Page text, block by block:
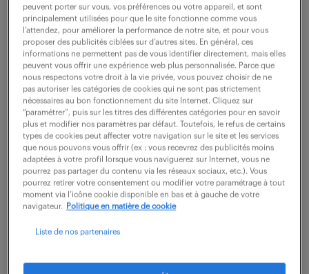
Quel défi stimulant vous réserve le poste de Chargé
de clientèle assurances (F/H) ? En intégrant le service
Gestion Assurances, vous apporterez votre expertise
et votre engagement au service de...
voir l'offre
chargé de clientèle assurances
(sinistre automobile) (f/h)
peuvent porter sur vous, vos préférences ou votre appareil, et sont
principalement utilisées pour que le site fonctionne comme vous
l’attendez, pour améliorer la performance de notre site, et pour vous
proposer des publicités ciblées sur d’autres sites. En général, ces
informations ne permettent pas de vous identifier directement, mais elles
peuvent vous offrir une expérience web plus personnalisée. Parce que
nous respectons votre droit à la vie privée, vous pouvez choisir de ne
pas autoriser les catégories de cookies qui ne sont pas strictement
nécessaires au bon fonctionnement du site Internet. Cliquez sur
“paramétrer”, puis sur les titres des différentes catégories pour en savoir
plus et modifier nos paramètres par défaut. Toutefois, le refus de certains
types de cookies peut affecter votre navigation sur le site et les services
que nous pouvons vous offrir (ex : vous recevrez des publicités moins
adaptées à votre profil lorsque vous naviguerez sur Internet, vous ne
pourrez pas partager du contenu via les réseaux sociaux, etc.). Vous
pourrez retirer votre consentement ou modifier votre paramétrage à tout
moment via l’icône cookie disponible en bas et à gauche de votre
navigateur.
Politique en matière de cookie
Liste de nos partenaires